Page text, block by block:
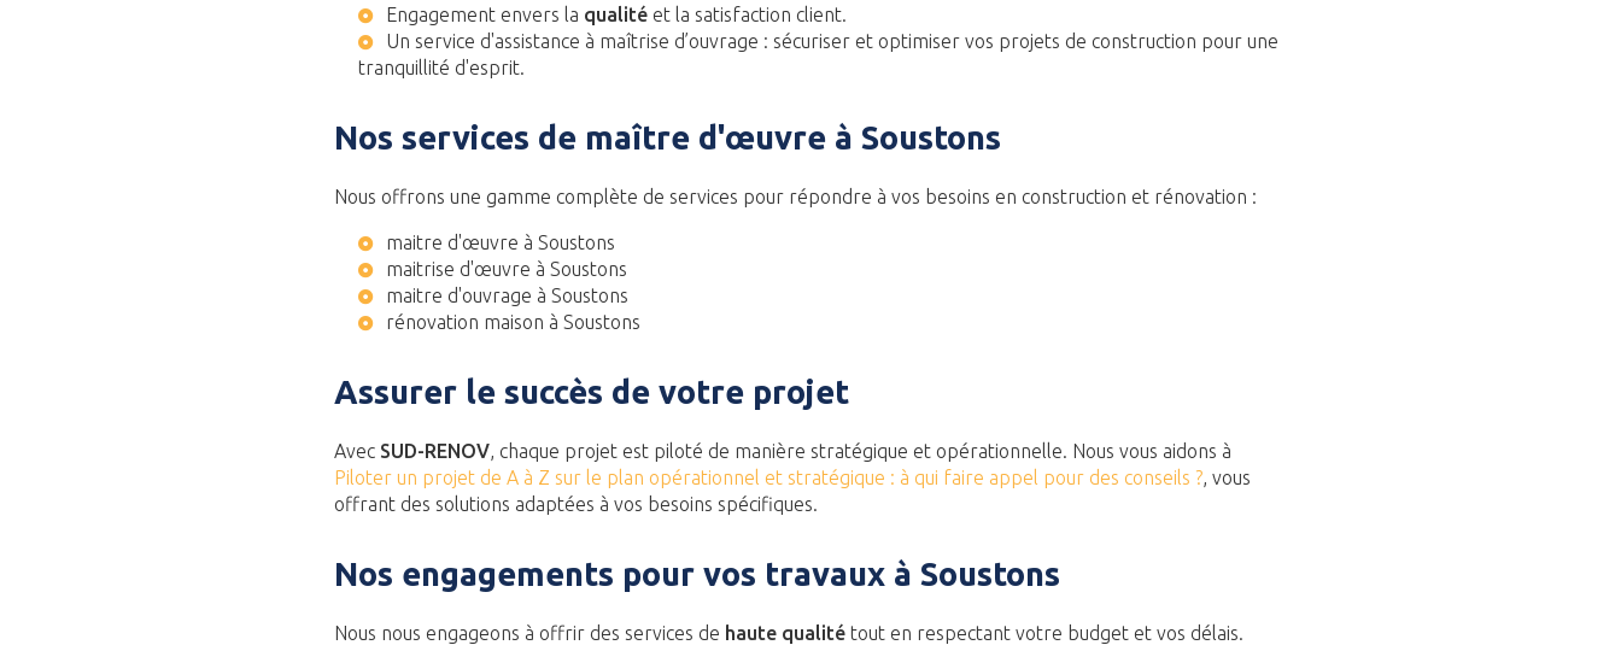
Engagement envers la qualité et la satisfaction client.
Un service d'assistance à maîtrise d’ouvrage : sécuriser et optimiser vos projets de construction pour une
tranquillité d'esprit.
Nos services de maître d'œuvre à Soustons
Nous offrons une gamme complète de services pour répondre à vos besoins en construction et rénovation :
maitre d'œuvre à Soustons
maitrise d'œuvre à Soustons
maitre d'ouvrage à Soustons
rénovation maison à Soustons
Assurer le succès de votre projet
Avec SUD-RENOV, chaque projet est piloté de manière stratégique et opérationnelle. Nous vous aidons à
Piloter un projet de A à Z sur le plan opérationnel et stratégique : à qui faire appel pour des conseils ?, vous
offrant des solutions adaptées à vos besoins spécifiques.
Nos engagements pour vos travaux à Soustons
Nous nous engageons à offrir des services de haute qualité tout en respectant votre budget et vos délais.